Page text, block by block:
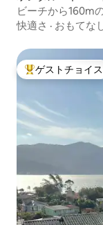
ビーチから160m
マンス！
快適さ · おもてな
大好評のゲスト
ゲストチョイス